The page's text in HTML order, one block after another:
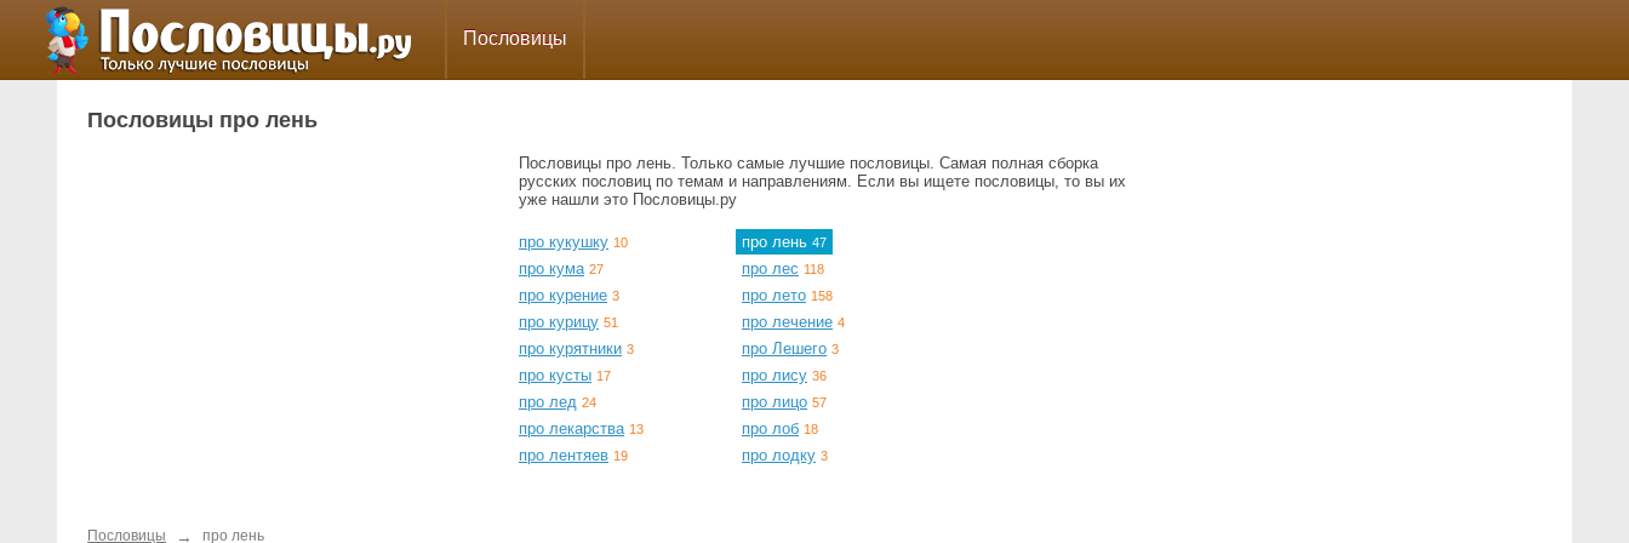
Пословицы
Пословицы про лень
Пословицы про лень. Только самые лучшие пословицы. Самая полная сборка
русских пословиц по темам и направлениям. Если вы ищете пословицы, то вы их
уже нашли это Пословицы.ру
про кукушку 10
про кума 27
про курение 3
про курицу 51
про курятники 3
про кусты 17
про лед 24
про лекарства 13
про лентяев 19
про лень 47
про лес 118
про лето 158
про лечение 4
про Лешего 3
про лису 36
про лицо 57
про лоб 18
про лодку 3
Пословицы → про лень